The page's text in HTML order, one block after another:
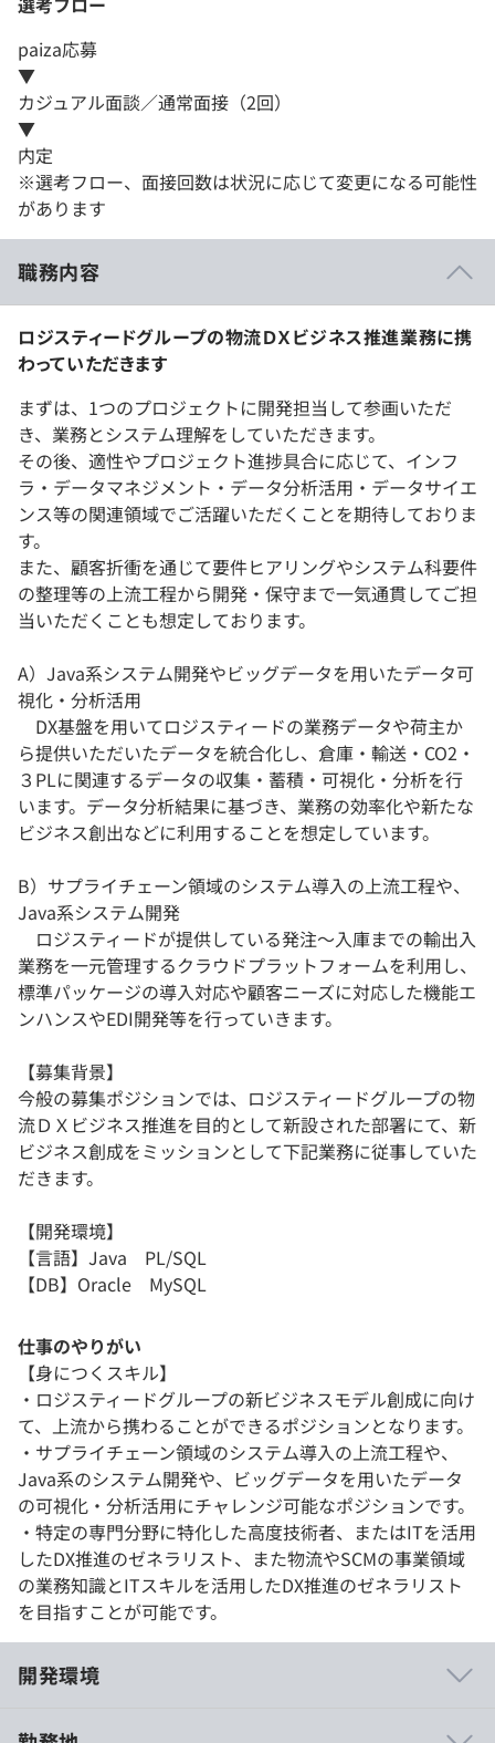
paiza応募
▼
カジュアル面談／通常面接（2回）
▼
内定
※選考フロー、面接回数は状況に応じて変更になる可能性
があります
職務内容
ロジスティードグループの物流ＤＸビジネス推進業務に携
わっていただきます
まずは、1つのプロジェクトに開発担当して参画いただ
き、業務とシステム理解をしていただきます。
その後、適性やプロジェクト進捗具合に応じて、インフ
ラ・データマネジメント・データ分析活用・データサイエ
ンス等の関連領域でご活躍いただくことを期待しておりま
す。
また、顧客折衝を通じて要件ヒアリングやシステム科要件
の整理等の上流工程から開発・保守まで一気通貫してご担
当いただくことも想定しております。
A）Java系システム開発やビッグデータを用いたデータ可
視化・分析活用
DX基盤を用いてロジスティードの業務データや荷主か
ら提供いただいたデータを統合化し、倉庫・輸送・CO2・
３PLに関連するデータの収集・蓄積・可視化・分析を行
います。データ分析結果に基づき、業務の効率化や新たな
ビジネス創出などに利用することを想定しています。
B）サプライチェーン領域のシステム導入の上流工程や、
Java系システム開発
ロジスティードが提供している発注～入庫までの輸出入
業務を一元管理するクラウドプラットフォームを利用し、
標準パッケージの導入対応や顧客ニーズに対応した機能エ
ンハンスやEDI開発等を行っていきます。
【募集背景】
今般の募集ポジションでは、ロジスティードグループの物
流ＤＸビジネス推進を目的として新設された部署にて、新
ビジネス創成をミッションとして下記業務に従事していた
だきます。
【開発環境】
【言語】Java PL/SQL
【DB】Oracle MySQL
仕事のやりがい
【身につくスキル】
・ロジスティードグループの新ビジネスモデル創成に向け
て、上流から携わることができるポジションとなります。
・サプライチェーン領域のシステム導入の上流工程や、
Java系のシステム開発や、ビッグデータを用いたデータ
の可視化・分析活用にチャレンジ可能なポジションです。
・特定の専門分野に特化した高度技術者、またはITを活用
したDX推進のゼネラリスト、また物流やSCMの事業領域
の業務知識とITスキルを活用したDX推進のゼネラリスト
を目指すことが可能です。
開発環境